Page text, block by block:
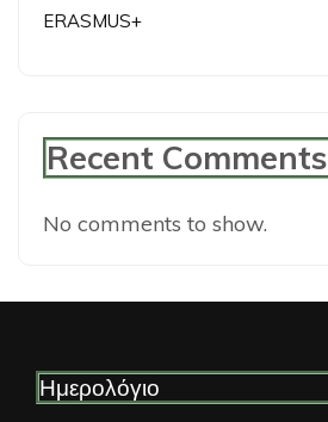
ERASMUS+
Recent Comments
No comments to show.
Ημερολόγιο